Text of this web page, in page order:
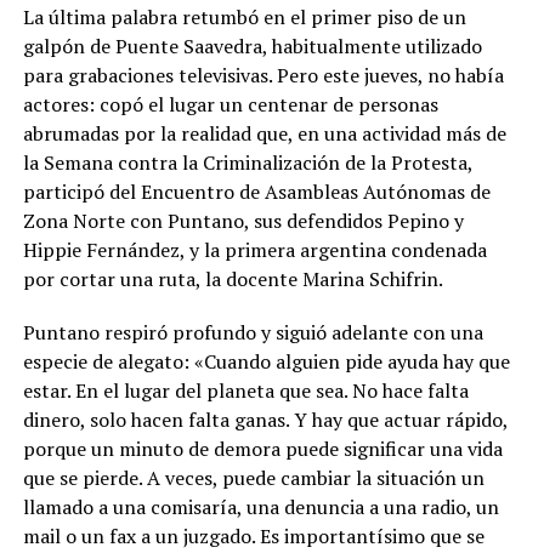
La última palabra retumbó en el primer piso de un
galpón de Puente Saavedra, habitualmente utilizado
para grabaciones televisivas. Pero este jueves, no había
actores: copó el lugar un centenar de personas
abrumadas por la realidad que, en una actividad más de
la Semana contra la Criminalización de la Protesta,
participó del Encuentro de Asambleas Autónomas de
Zona Norte con Puntano, sus defendidos Pepino y
Hippie Fernández, y la primera argentina condenada
por cortar una ruta, la docente Marina Schifrin.
Puntano respiró profundo y siguió adelante con una
especie de alegato: «Cuando alguien pide ayuda hay que
estar. En el lugar del planeta que sea. No hace falta
dinero, solo hacen falta ganas. Y hay que actuar rápido,
porque un minuto de demora puede significar una vida
que se pierde. A veces, puede cambiar la situación un
llamado a una comisaría, una denuncia a una radio, un
mail o un fax a un juzgado. Es importantísimo que se